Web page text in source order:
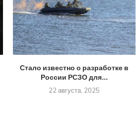
Стало известно о разработке в
России РСЗО для...
22 августа, 2025